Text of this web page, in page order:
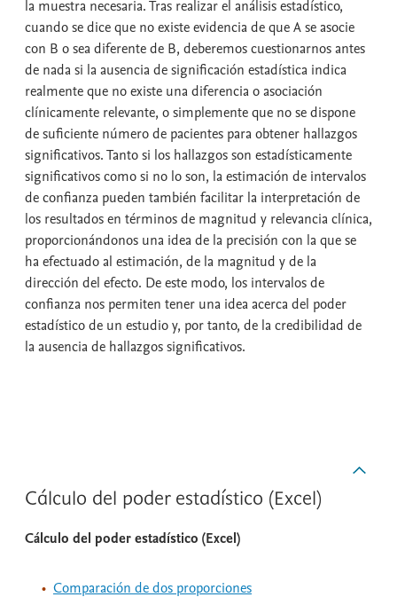
la muestra necesaria. Tras realizar el análisis estadístico,
cuando se dice que no existe evidencia de que A se asocie
con B o sea diferente de B, deberemos cuestionarnos antes
de nada si la ausencia de significación estadística indica
realmente que no existe una diferencia o asociación
clínicamente relevante, o simplemente que no se dispone
de suficiente número de pacientes para obtener hallazgos
significativos. Tanto si los hallazgos son estadísticamente
significativos como si no lo son, la estimación de intervalos
de confianza pueden también facilitar la interpretación de
los resultados en términos de magnitud y relevancia clínica,
proporcionándonos una idea de la precisión con la que se
ha efectuado al estimación, de la magnitud y de la
dirección del efecto. De este modo, los intervalos de
confianza nos permiten tener una idea acerca del poder
estadístico de un estudio y, por tanto, de la credibilidad de
la ausencia de hallazgos significativos.
Cálculo del poder estadístico (Excel)
Cálculo del poder estadístico (Excel)
Comparación de dos proporciones